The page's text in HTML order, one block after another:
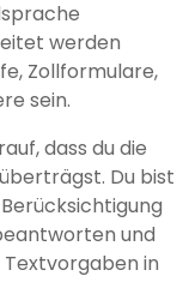
werden
Zollformulare,
sein.
dass du die
Du bist
und
in